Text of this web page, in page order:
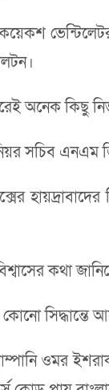
অনেক কিছু
সচিব এনএম
কথা
সিদ্ধান্তে
ওমর